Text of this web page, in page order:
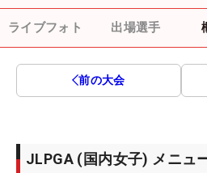
ライブフォト 出場選手
前の大会
JLPGA (国内女子) メニュ